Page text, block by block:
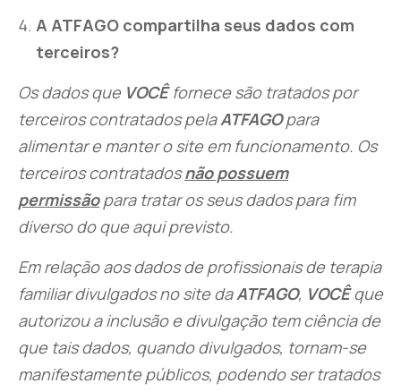
A ATFAGO compartilha seus dados com
terceiros?
Os dados que VOCÊfornece são tratados por
terceiros contratados pelaATFAGOpara
alimentar e manter o site em funcionamento. Os
terceiros contratadosnão possuem
permissãopara tratar os seus dados para fim
diverso do que aqui previsto.
Em relação aos dados de profissionais de terapia
familiar divulgados no site daATFAGO, VOCÊque
autorizou a inclusão e divulgação tem ciência de
que tais dados, quando divulgados, tornam-se
manifestamente públicos, podendo ser tratados